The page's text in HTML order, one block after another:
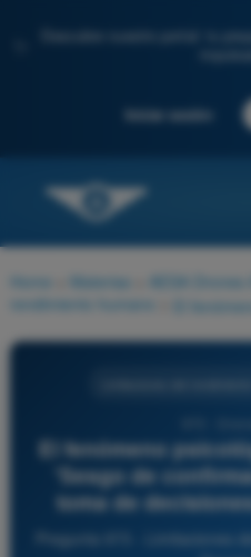
Descubre nuestro portal: tu
Iniciar sesión
Home Materias AESA Drones
rendimiento humano
El fenómeno
'Sesgo de
toma de
Pregunta 973 - Limitaciones